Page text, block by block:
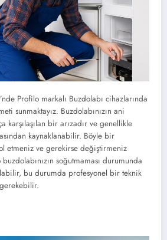
Profilo markalı Buzdolabı cihazlarında
sunmaktayız. Buzdolabınızın ani
karşılaşılan bir arızadır ve genellikle
kaynaklanabilir. Böyle bir
etmeniz ve gerekirse değiştirmeniz
soğutmaması durumunda
bu durumda profesyonel bir teknik